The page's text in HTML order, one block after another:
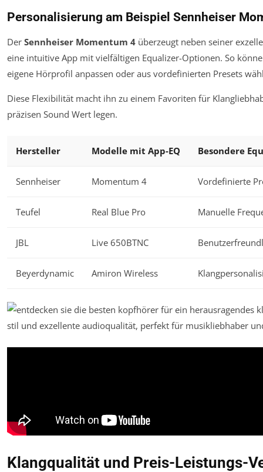
Personalisierung am Beispiel Sennheiser
Der Sennheiser Momentum 4 überzeugt neben seiner
eine intuitive App mit vielfältigen Equalizer-Optionen. So
eigene Hörprofil anpassen oder aus vordefinierten Presets
Diese Flexibilität macht ihn zu einem Favoriten für
präzisen Sound Wert legen.
Hersteller Modelle mit App-EQ Besondere
Sennheiser Momentum 4 Vordefinierte
Teufel Real Blue Pro Manuelle
JBL Live 650BTNC
Beyerdynamic Amiron Wireless
Klangqualität und Preis-Leistungs-